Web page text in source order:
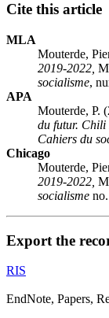
Cite this article
MLA
Mouterde,
2019-2022,
socialisme,
APA
Mouterde, P.
du futur. Chili
Cahiers du
Chicago
Mouterde,
2019-2022,
socialisme
Export the
RIS
EndNote, Papers,